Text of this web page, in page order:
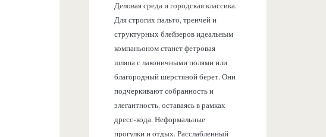
Деловая среда и городская классика.
Для строгих пальто, тренчей и
структурных блейзеров идеальным
компаньоном станет фетровая
шляпа с лаконичными полями или
благородный шерстяной берет. Они
подчеркивают собранность и
элегантность, оставаясь в рамках
дресс-кода. Неформальные
прогулки и отдых. Расслабленный